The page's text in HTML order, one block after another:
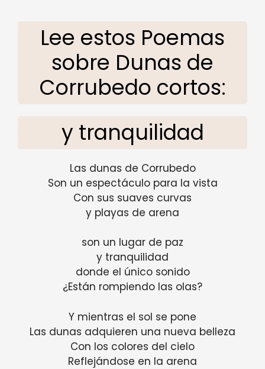
Lee estos Poemas
sobre Dunas de
Corrubedo cortos:
y tranquilidad
Las dunas de Corrubedo
Son un espectáculo para la vista
Con sus suaves curvas
y playas de arena
son un lugar de paz
y tranquilidad
donde el único sonido
¿Están rompiendo las olas?
Y mientras el sol se pone
Las dunas adquieren una nueva belleza
Con los colores del cielo
Reflejándose en la arena